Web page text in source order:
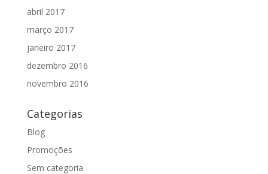
abril 2017
março 2017
janeiro 2017
dezembro 2016
novembro 2016
Categorias
Blog
Promoções
Sem categoria